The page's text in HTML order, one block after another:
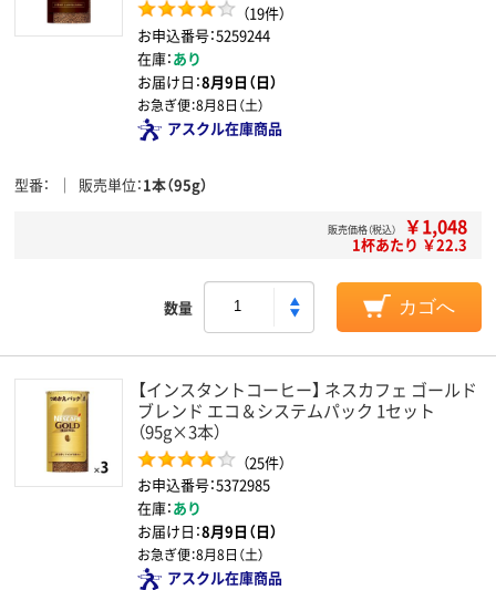
（19件）
お申込番号：5259244
在庫：あり
お届け日：8月9日（日）
お急ぎ便：8月8日（土）
アスクル在庫商品
型番 販売単位 1本（95g）
販売価格（税込） ￥1,048
1杯あたり ￥22.3
数量 カゴへ
【インスタントコーヒー】 ネスカフェ ゴールド
ブレンド エコ＆システムパック 1セット
（95g×3本）
（25件）
お申込番号：5372985
在庫：あり
お届け日：8月9日（日）
お急ぎ便：8月8日（土）
アスクル在庫商品